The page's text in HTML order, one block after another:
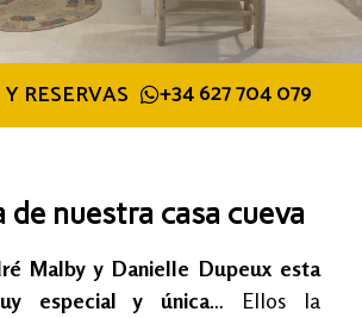
RESERVAS +34 627 704 079
de nuestra casa cueva
Malby y Danielle Dupeux esta
especial y única… Ellos la